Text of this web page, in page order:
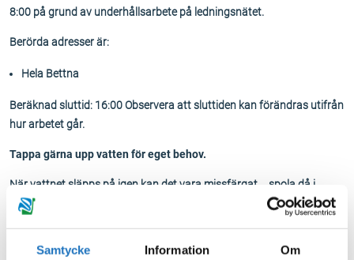
Samtycke Information Om
8:00 på grund av underhållsarbete på ledningsnätet.
Berörda adresser är:
Hela Bettna
Beräknad sluttid: 16:00 Observera att sluttiden kan förändras utifrån
hur arbetet går.
Tappa gärna upp vatten för eget behov.
När vattnet släpps på igen kan det vara missfärgat – spola då i
kranen tills vattnet blir klart igen.